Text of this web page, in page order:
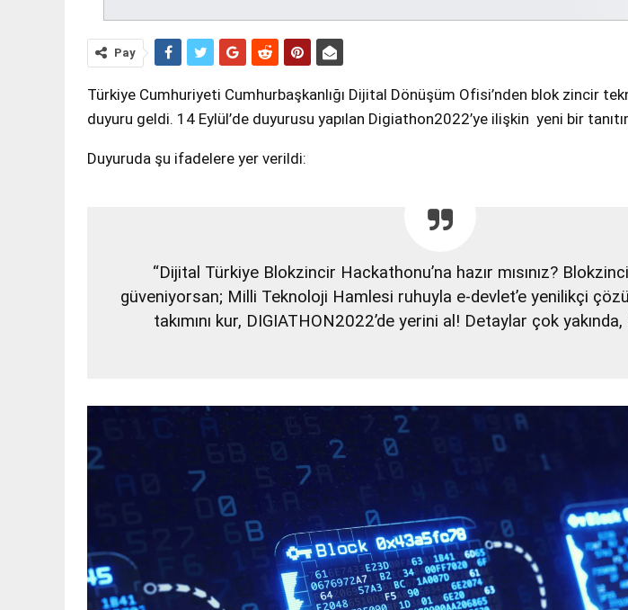
Pay
Türkiye Cumhuriyeti Cumhurbaşkanlığı Dijital Dönüşüm Ofisi’nden blok zincir
duyuru geldi. 14 Eylül’de duyurusu yapılan Digiathon2022’ye ilişkin yeni bir
Duyuruda şu ifadelere yer verildi:
“Dijital Türkiye Blokzincir Hackathonu’na hazır mısınız?
güveniyorsan; Milli Teknoloji Hamlesi ruhuyla e-devlet’e yenilikçi
takımını kur, DIGIATHON2022’de yerini al! Detaylar çok yakında,